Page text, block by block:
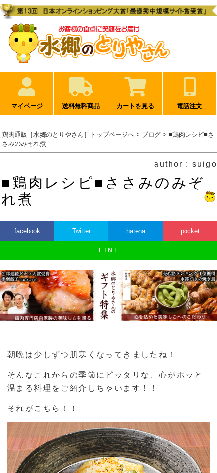
マイページ 送料無料商品 カートを見る 電話注文
鶏肉通販［水郷のとりやさん］トップページへ > ブログ > ■鶏肉レシピ■さ
さみのみぞれ煮
author : suigo
■鶏肉レシピ■ささみのみぞ
れ煮
facebook Twitter hatena pocket
L I N E
朝晩は少しずつ肌寒くなってきましたね！
そんなこれからの季節にピッタリな、心がホッと
温まる料理をご紹介しちゃいます！！
それがこちら！！